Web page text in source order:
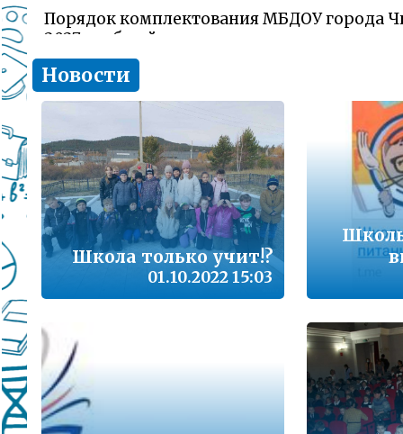
Порядок комплектования МБДОУ города
2027 учебный год
Подробнее...
Комитет образования Читы напоминает о
заявлений об участии в ГИА-11 (ЕГЭ)
Подробнее...
В сезон гриппа и острых респираторных
наша с Вами общая задача – не допустить
заболеваемости
Подробнее...
Лицам, желающим сдать единый
Подробнее...
Школа управленческого резерва: Ваш
Подробнее...
Новости
Школа только учит!?
01.10.2022 15:03